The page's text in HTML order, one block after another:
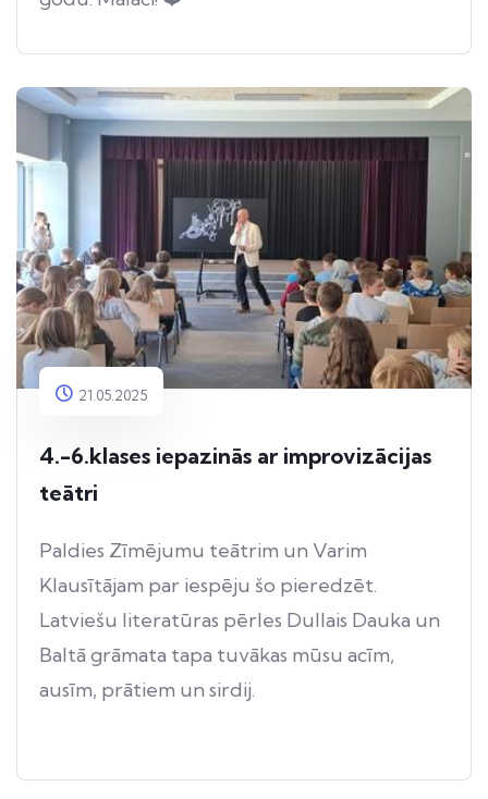
21.05.2025
4.-6.klases iepazinās ar improvizācijas
teātri
Paldies Zīmējumu teātrim un Varim
Klausītājam par iespēju šo pieredzēt.
Latviešu literatūras pērles Dullais Dauka un
Baltā grāmata tapa tuvākas mūsu acīm,
ausīm, prātiem un sirdij.